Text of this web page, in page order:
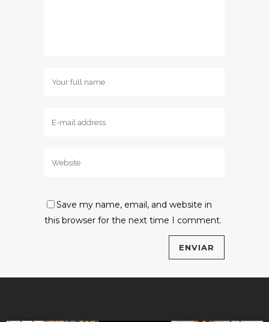
Save my name, email, and website in
this browser for the next time I comment.